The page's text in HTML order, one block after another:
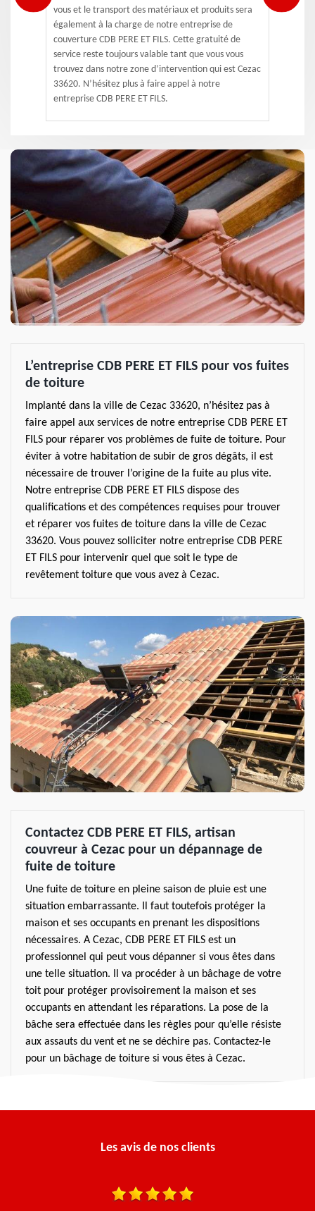
vous et le transport des matériaux et produits sera
également à la charge de notre entreprise de
couverture CDB PERE ET FILS. Cette gratuité de
service reste toujours valable tant que vous vous
trouvez dans notre zone d’intervention qui est Cezac
33620. N’hésitez plus à faire appel à notre
entreprise CDB PERE ET FILS.
L’entreprise CDB PERE ET FILS pour vos fuites
de toiture
Implanté dans la ville de Cezac 33620, n’hésitez pas à
faire appel aux services de notre entreprise CDB PERE ET
FILS pour réparer vos problèmes de fuite de toiture. Pour
éviter à votre habitation de subir de gros dégâts, il est
nécessaire de trouver l’origine de la fuite au plus vite.
Notre entreprise CDB PERE ET FILS dispose des
qualifications et des compétences requises pour trouver
et réparer vos fuites de toiture dans la ville de Cezac
33620. Vous pouvez solliciter notre entreprise CDB PERE
ET FILS pour intervenir quel que soit le type de
revêtement toiture que vous avez à Cezac.
Contactez CDB PERE ET FILS, artisan
couvreur à Cezac pour un dépannage de
fuite de toiture
Une fuite de toiture en pleine saison de pluie est une
situation embarrassante. Il faut toutefois protéger la
maison et ses occupants en prenant les dispositions
nécessaires. A Cezac, CDB PERE ET FILS est un
professionnel qui peut vous dépanner si vous êtes dans
une telle situation. Il va procéder à un bâchage de votre
toit pour protéger provisoirement la maison et ses
occupants en attendant les réparations. La pose de la
bâche sera effectuée dans les règles pour qu’elle résiste
aux assauts du vent et ne se déchire pas. Contactez-le
pour un bâchage de toiture si vous êtes à Cezac.
Les avis de nos clients